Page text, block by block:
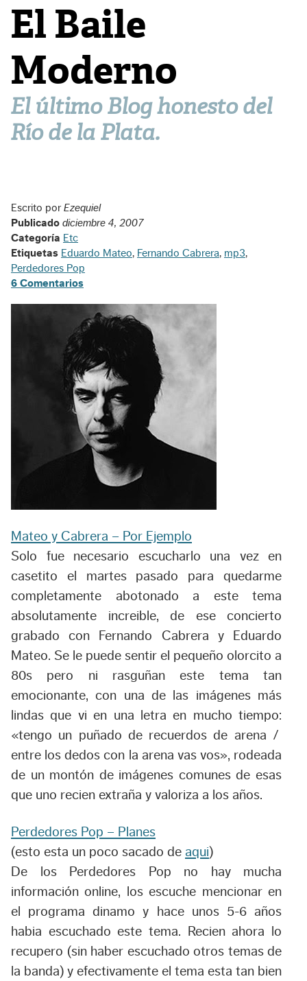
El Baile
Moderno
El último Blog honesto del
Río de la Plata.
Escrito porEzequiel
Publicado diciembre 4, 2007
Categoría Etc
Etiquetas Eduardo Mateo, Fernando Cabrera, mp3,
Perdedores Pop
6 Comentarios
Mateo y Cabrera – Por Ejemplo
Solo fue necesario escucharlo una vez en
casetito el martes pasado para quedarme
completamente abotonado a este tema
absolutamente increible, de ese concierto
grabado con Fernando Cabrera y Eduardo
Mateo. Se le puede sentir el pequeño olorcito a
80s pero ni rasguñan este tema tan
emocionante, con una de las imágenes más
lindas que vi en una letra en mucho tiempo:
«tengo un puñado de recuerdos de arena /
entre los dedos con la arena vas vos», rodeada
de un montón de imágenes comunes de esas
que uno recien extraña y valoriza a los años.
Perdedores Pop – Planes
(esto esta un poco sacado de aqui)
De los Perdedores Pop no hay mucha
información online, los escuche mencionar en
el programa dinamo y hace unos 5-6 años
habia escuchado este tema. Recien ahora lo
recupero (sin haber escuchado otros temas de
la banda) y efectivamente el tema esta tan bien